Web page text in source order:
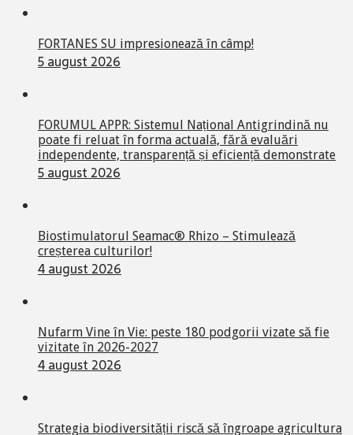
FORTANES SU impresionează în câmp!
5 august 2026
FORUMUL APPR: Sistemul Național Antigrindină nu
poate fi reluat în forma actuală, fără evaluări
independente, transparență și eficiență demonstrate
5 august 2026
Biostimulatorul Seamac® Rhizo – Stimulează
creșterea culturilor!
4 august 2026
Nufarm Vine în Vie: peste 180 podgorii vizate să fie
vizitate în 2026-2027
4 august 2026
Strategia biodiversității riscă să îngroape agricultura